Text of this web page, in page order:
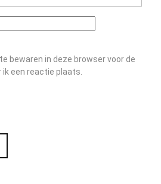
bewaren in deze browser voor de
een reactie plaats.